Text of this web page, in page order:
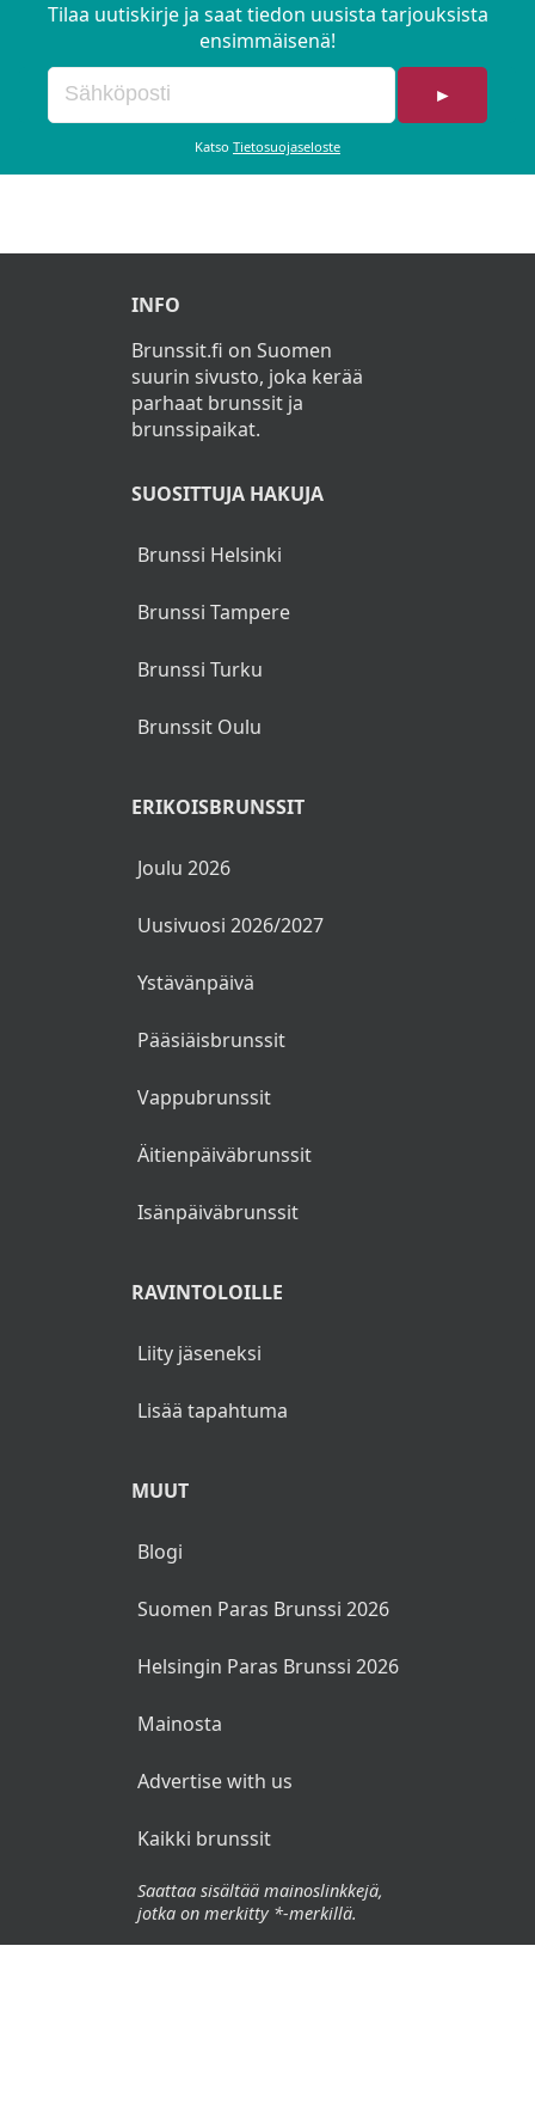
Tilaa uutiskirje ja saat tiedon uusista tarjouksista
ensimmäisenä!
►
Katso Tietosuojaseloste
INFO
Brunssit.fi on Suomen
suurin sivusto, joka kerää
parhaat brunssit ja
brunssipaikat.
SUOSITTUJA HAKUJA
Brunssi Helsinki
Brunssi Tampere
Brunssi Turku
Brunssit Oulu
ERIKOISBRUNSSIT
Joulu 2026
Uusivuosi 2026/2027
Ystävänpäivä
Pääsiäisbrunssit
Vappubrunssit
Äitienpäiväbrunssit
Isänpäiväbrunssit
RAVINTOLOILLE
Liity jäseneksi
Lisää tapahtuma
MUUT
Blogi
Suomen Paras Brunssi 2026
Helsingin Paras Brunssi 2026
Mainosta
Advertise with us
Kaikki brunssit
Saattaa sisältää mainoslinkkejä,
jotka on merkitty *-merkillä.